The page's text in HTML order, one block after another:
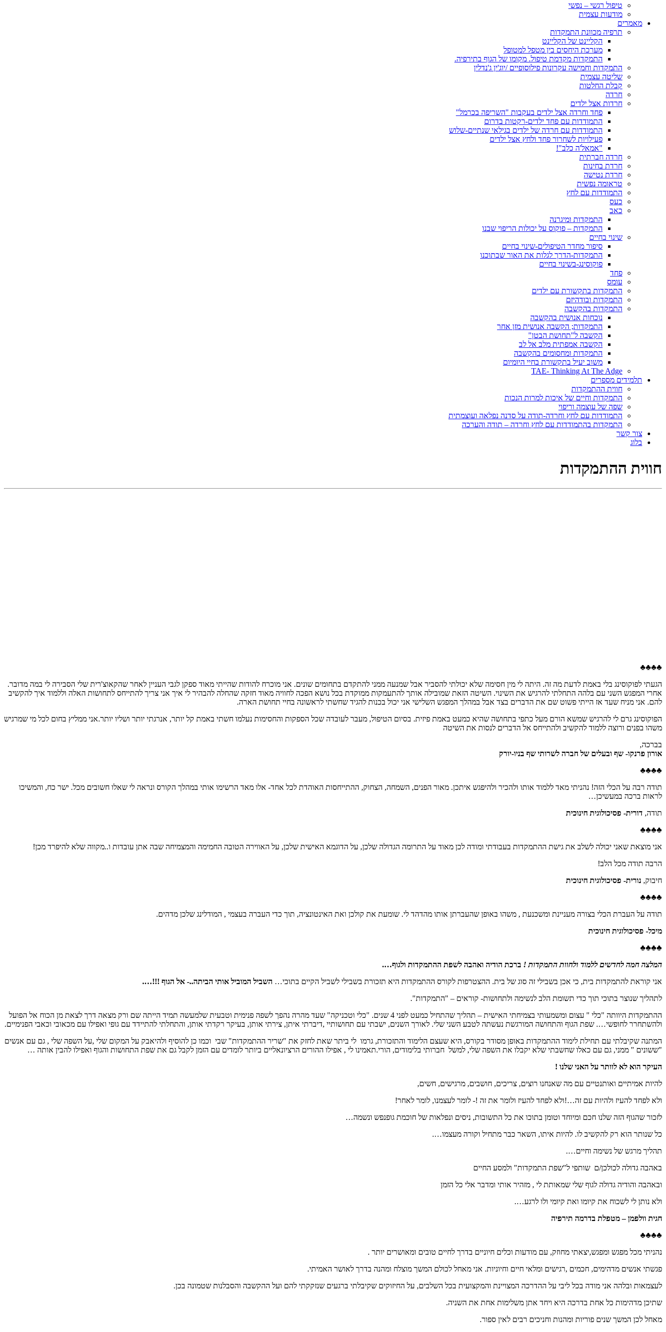
טיפול רגשי – נפשי
מודעות עצמית
מאמרים
תרפיה מכוונת התמקדות
הקליינט של הקליינט
מערכת היחסים בין מטפל למטופל
התמקדות מקדמת טיפול. מקומו של הגוף בתירפיה.
התמקדות וחמישה עקרונות פילוסופיים /יוג'ין ג'נדלין
שליטה עצמית
קבלת החלטות
חרדה
חרדות אצל ילדים
פחד וחרדה אצל ילדים בעקבות "השריפה בכרמל"
התמודדות עם פחד ילדים-רקטות בדרום
התמודדות עם חרדה של ילדים בגילאי שנתיים-שלוש
פעילויות לשחרור פחד ולחץ אצל ילדים
"אמאל'ה כלב"!
חרדה חברתית
חרדת בחינות
חרדת נטישה
טראומה נפשית
התמודדות עם לחץ
כעס
כאב
התמקדות ומיגרנה
התמקדות – פוקוס על יכולות הריפוי שבנו
שינוי בחיים
סיפור מחדר הטיפולים-שינוי בחיים
התמקדות-הדרך לגלות את האור שבתוכנו
פוקוסינג-בשינוי בחיים
פחד
עומס
התמקדות בתקשורת עם ילדים
התמקדות ובודהיזם
התמקדות בהקשבה
נוכחות אנושית בהקשבה
התמקדות; הקשבה אנושית מזן אחר
הקשבה ל"תחושת הבטן"
הקשבה אמפתית מלב אל לב
התמקדות ומחסומים בהקשבה
משוב יעיל בתקשורת בחיי היומיום
TAE- Thinking At The Adge
תלמידים מספרים
חווית ההתמקדות
התמקדות וחיים של איכות למרות הנכות
שפה של עוצמה וריפוי
התמודדות עם לחץ וחרדה-תודה על סדנה נפלאה ועוצמתית
התמקדות בהתמודדות עם לחץ וחרדה – תודה והערכה
צור קשר
בלוג
חווית ההתמקדות
♣
♣♣♣
הגעתי לפוקוסינג בלי באמת לדעת מה זה. היתה לי מין חסימה שלא יכולתי להסביר אבל שמנעה ממני להתקדם בתחומים שונים. אני מוכרח להודות שהייתי מאוד ספקן לגבי העניין לאחר שהקאוצ'רית שלי הסבירה לי במה מדובר.
אחרי המפגש השני עם בלהה התחלתי להרגיש את השינוי. השיטה הזאת שמובילה אותך להתעמקות ממוקדת בכל נושא הפכה לחוויה מאוד חזקה שהחלה להבהיר לי איך אני צריך להתייחס לתחושות האלה וללמוד איך להקשיב
להם. אני מניח שעד אז הייתי פשוט שם את הדברים בצד אבל במהלך המפגש השלישי אני יכול בכנות להגיד שחשתי לראשונה בחיי תחושת הארה.
הפוקוסינג גרם לי להרגיש שמשא הורם מעל כתפי בתחושה שהיא כמעט באמת פיזית. בסיום הטיפול, מעבר לעובדה שכל הספקות והחסימות נעלמו חשתי באמת קל יותר, אנרגתי יותר ושליו יותר.אני ממליץ בחום לכל מי שמרגיש
משהו בפנים ורוצה ללמוד להקשיב ולהתייחס אל הדברים לנסות את השיטה
בברכה,
אורון פרנקו- שף ובעלים של חברה לשרותי שף בניו-יורק
♣
♣♣♣
תודה רבה על הכלי הזה! נהניתי מאד ללמוד אותו ולהכיר ולהיפגש איתכן. מאור הפנים, השמחה, הצחוק, ההתייחסות האוהדת לכל אחד- אלו מאד הרשימו אותי במהלך הקורס ונראה לי שאלו חשובים מכל. ישר כח, והמשיכו
לראות ברכה במעשיכן…
תודה, דורית- פסיכולוגית חינוכית
♣
♣♣♣
אני מוצאת שאני יכולה לשלב את גישת ההתמקדות בעבודתי ומודה לכן מאוד על התרומה הגדולה שלכן, על הדוגמא האישית שלכן, על האווירה הטובה החמימה והמצמיחה שבה אתן עובדות ו..מקווה שלא להיפרד מכן!
הרבה תודה מכל הלב!
חיבוק, נורית- פסיכולוגית חינוכית
♣
♣♣♣
תודה על העברת הכלי בצורה מעניינת ומשכנעת , משהו באופן שהעברתן אותו מהדהד לי. שומעת את קולכן ואת האינטונציה, תוך כדי העברה בעצמי , המודלינג שלכן מדהים.
מיכל- פסיכולוגית חינוכית
♣♣♣
♣
המלצה חמה לחדשים ללמוד ולחוות התמקדות ! ברכת הודיה ואהבה לשפת ההתמקדות ולגוף….
אני קוראת להתמקדות בית, כי אכן בשבילי זה סוג של בית. ההצטרפות לקורס ההתמקדות היא תזכורת בשבילי לשביל הקיים בתוכי… השביל המוביל אותי הביתה..- אל הגוף !!!….
לתהליך שנוצר בתוכי תוך כדי תשומת הלב לנשימה ולתחושות- קוראים – "התמקדות".
ההתמקדות היוותה "כלי " עצום ומשמעותי בצמיחתי האישית – תהליך שהתחיל כמעט לפני 4 שנים. "כלי וטכניקה" שעד מהרה נהפך לשפה פנימית וטבעית שלמעשה תמיד הייתה שם ורק מצאה דרך לצאת מן הכוח אל הפועל
ולהשתחרר לחופשי…. שפת הגוף והתחושה המורגשת נעשתה לטבע השני שלי. לאורך השנים, ישבתי עם תחושותיי ,דיברתי איתן, צירתי אותן, בעיקר רקדתי אותן, והתחלתי להתיידד עם גופי ואפילו עם מכאובי וכאבי הפנימיים.
המתנה שקיבלתי עם תחילת לימוד ההתמקדות באופן מסודר בקורס, היא שעצם הלימוד והתזכורת, גרמו לי ביתר שאת לחזק את "שריר ההתמקדות" שבי וכמו כן להוסיף ולהיאבק על המקום שלי ,על השפה שלי , גם עם אנשים
"ששונים " ממני, גם עם כאלו שחשבתי שלא יקבלו את השפה שלי, למשל חברותי בלימודים, הורי.תאמינו לי , אפילו ההורים הרציונאליים ביותר לומדים עם הזמן לקבל גם את שפת התחושות והגוף ואפילו להבין אותה …
העיקר הוא לא לוותר על האני שלנו !
להיות אמיתיים ואותנטיים עם מה שאנחנו רוצים, צריכים, חושבים, מרגישים, חשים,
ולא לפחד להעיז ולהיות עם זה…!ולא לפחד להעיז ולומר את זה !- לומר לעצמנו, לומר לאחר!
לזכור שהגוף הזה שלנו חכם ומיוחד וטומן בתוכו את כל התשובות, ניסים ונפלאות של חוכמת גופנפש ונשמה…
כל שנותר הוא רק להקשיב לו. להיות איתו, השאר כבר מתחיל וקורה מעצמו….
תהליך מרגש של נשימה וחיים….
באהבה גדולה לכולכן/ם שותפי ל"שפת התמקדות" ולמסע החיים
ובאהבה והודיה גדולה לגוף שלי שמאותת לי , מזהיר אותי ומדבר אלי כל הזמן
ולא נותן לי לשכוח את קיומו ואת קיומי ולו לרגע….
חגית וולפמן – מטפלת בדרמה תירפיה
♣♣♣
♣
נהניתי מכל מפגש ומפגש,יצאתי מחוזק, עם מודעות וכלים חיוניים בדרך לחיים טובים ומאושרים יותר .
פגשתי אנשים מדהימים, חכמים ,רגישים ומלאי חיים וחיוניות. אני מאחל לכולם המשך מוצלח ומהנה בדרך לאושר האמיתי.
לעצמאות ובלהה אני מודה בכל ליבי על ההדרכה המצויינת והמקצועית בכל השלבים, על החיזוקים שקיבלתי ברגעים שנזקקתי להם ועל ההקשבה והסבלנות שטמונה בכן.
שתיכן מדהימות כל אחת בדרכה היא ויחד אתן משלימות אחת את השניה.
מאחל לכן המשך שנים פוריות ומהנות וחניכים רבים לאין ספור.